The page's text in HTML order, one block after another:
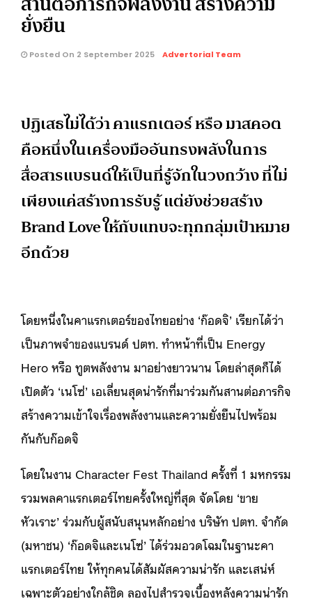
ยั่งยืน
Posted On 2 September 2025 Advertorial Team
ปฏิเสธไม่ได้ว่า คาแรกเตอร์ หรือ มาสคอต
คือหนึ่งในเครื่องมืออันทรงพลังในการ
สื่อสารแบรนด์ให้เป็นที่รู้จักในวงกว้าง ที่ไม่
เพียงแค่สร้างการรับรู้ แต่ยังช่วยสร้าง
Brand Love ให้กับแทบจะทุกกลุ่มเป้าหมาย
อีกด้วย
โดยหนึ่งในคาแรกเตอร์ของไทยอย่าง ‘ก๊อดจิ’ เรียกได้ว่า
เป็นภาพจำของแบรนด์ ปตท. ทำหน้าที่เป็น Energy
Hero หรือ ทูตพลังงาน มาอย่างยาวนาน โดยล่าสุดก็ได้
เปิดตัว ‘เนโซ่’ เอเลี่ยนสุดน่ารักที่มาร่วมกันสานต่อภารกิจ
สร้างความเข้าใจเรื่องพลังงานและความยั่งยืนไปพร้อม
กันกับก๊อดจิ
โดยในงาน Character Fest Thailand ครั้งที่ 1 มหกรรม
รวมพลคาแรกเตอร์ไทยครั้งใหญ่ที่สุด จัดโดย ‘ขาย
หัวเราะ’ ร่วมกับผู้สนับสนุนหลักอย่าง บริษัท ปตท. จำกัด
(มหาชน) ‘ก๊อดจิและเนโซ่’ ได้ร่วมอวดโฉมในฐานะคา
แรกเตอร์ไทย ให้ทุกคนได้สัมผัสความน่ารัก และเสน่ห์
เฉพาะตัวอย่างใกล้ชิด ลองไปสำรวจเบื้องหลังความน่ารัก